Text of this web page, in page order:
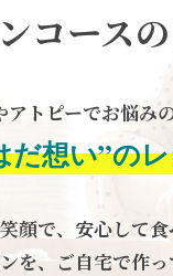
コース
アトピーでお悩み
だ想い”の
顔で、安心して食
を、ご自宅で作っ